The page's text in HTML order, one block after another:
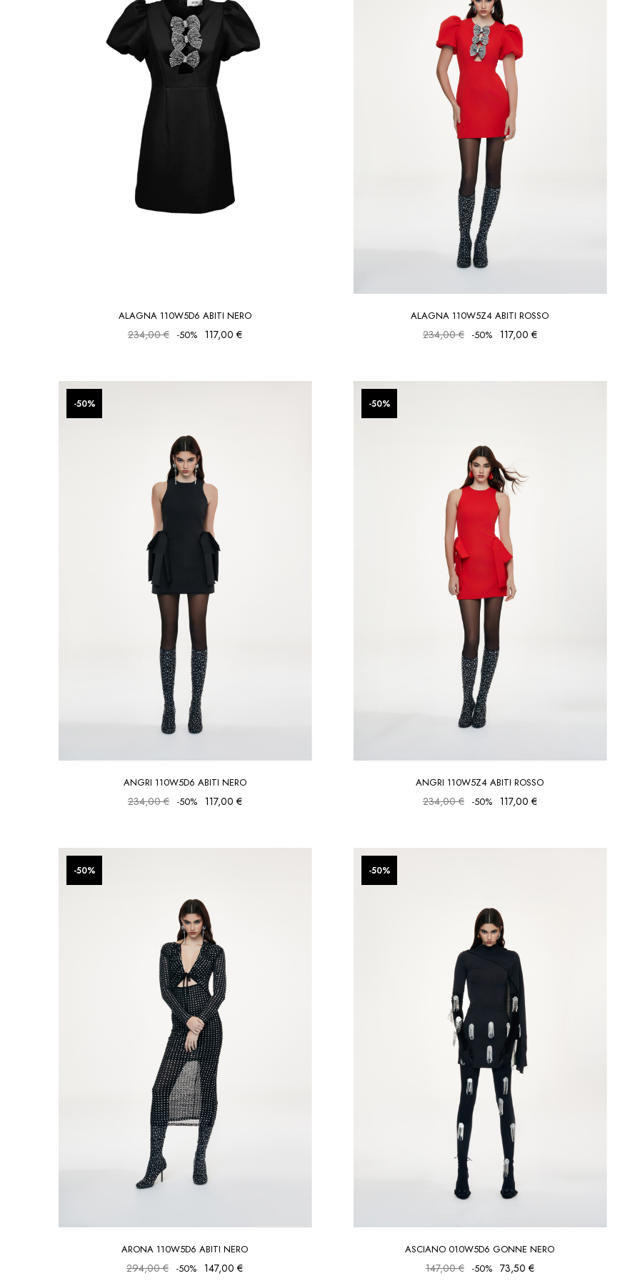
ALAGNA 110W5D6 ABITI NERO
234,00 € -50% 117,00 €
ALAGNA 110W5Z4 ABITI ROSSO
234,00 € -50% 117,00 €
ANGRI 110W5D6 ABITI NERO
234,00 € -50% 117,00 €
-50%
ANGRI 110W5Z4 ABITI ROSSO
234,00 € -50% 117,00 €
-50%
ARONA 110W5D6 ABITI NERO
294,00 € -50% 147,00 €
-50%
ASCIANO 010W5D6 GONNE NERO
147,00 € -50% 73,50 €
-50%